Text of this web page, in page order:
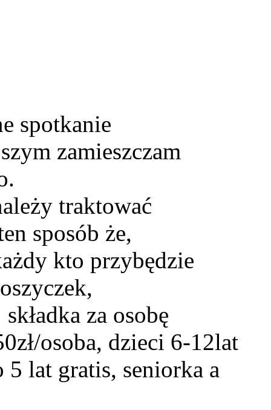
spotkanie
zamieszczam
traktować
sposób że,
kto przybędzie
za osobę
osoba, dzieci 6-12lat
5 lat gratis, seniorka a